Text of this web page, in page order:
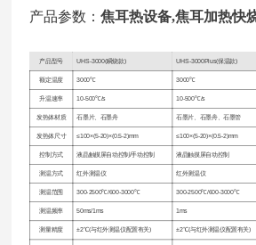
产品参数：焦耳热设备,焦耳加热快
产品型号 UHS-3000(瞬烧款) UHS-3000Plus(保温款)
额定温度 3000℃ 3000℃
升温速率 10-500℃/s 10-500℃/s
发热体材质 石墨片、石墨舟 石墨片、石墨舟、石墨管
发热体尺寸 ≤100×(5-20)×(0.5-2)mm ≤100×(5-20)×(0.5-2)mm
控制方式 液晶触摸屏自动控制/手动控制 液晶触摸屏自动控制
测温方式 红外测温仪 红外测温仪
测温范围 300-2500℃/600-3000℃ 300-2500℃/600-3000℃
测温频率 50ms/1ms 1ms
测量精度 ±2℃(与红外测温仪配置有关) ±2℃(与红外测温仪配置有关)